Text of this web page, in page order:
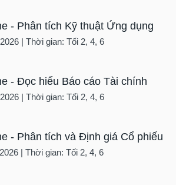
- Phân tích Kỹ thuật Ứng dụng
| Thời gian: Tối 2, 4, 6
- Đọc hiểu Báo cáo Tài chính
| Thời gian: Tối 2, 4, 6
- Phân tích và Định giá Cổ phiếu
| Thời gian: Tối 2, 4, 6